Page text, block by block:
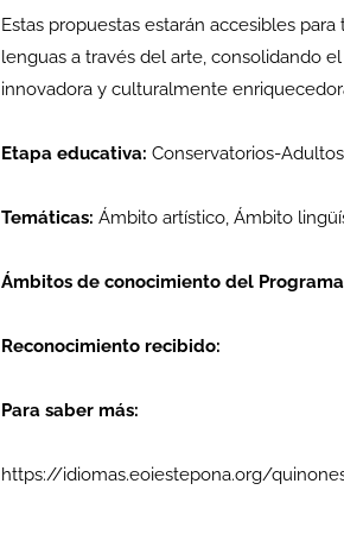
Estas propuestas estarán accesibles
lenguas a través del arte, consolidando
innovadora y culturalmente
Etapa educativa: Conservatorios-
Temáticas: Ámbito artístico, Ámbito
Ámbitos de conocimiento del
Reconocimiento recibido:
Para saber más:
https://idiomas.eoiestepona.org/